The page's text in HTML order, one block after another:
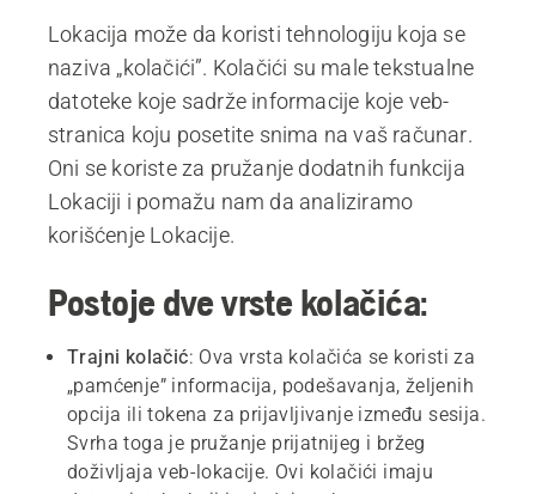
Lokacija može da koristi tehnologiju koja se
naziva „kolačići”. Kolačići su male tekstualne
datoteke koje sadrže informacije koje veb-
stranica koju posetite snima na vaš računar.
Oni se koriste za pružanje dodatnih funkcija
Lokaciji i pomažu nam da analiziramo
korišćenje Lokacije.
Postoje dve vrste kolačića:
Trajni kolačić: Ova vrsta kolačića se koristi za
„pamćenje” informacija, podešavanja, željenih
opcija ili tokena za prijavljivanje između sesija.
Svrha toga je pružanje prijatnijeg i bržeg
doživljaja veb-lokacije. Ovi kolačići imaju